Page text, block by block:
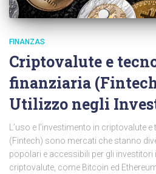
FINANZAS
Criptovalute e
finanziaria
Utilizzo negli
L’uso e l’investimento in criptovalute
(Fintech) sono mercati che stanno
popolari e accessibili per gli investitori
criptovalute, come Bitcoin ed